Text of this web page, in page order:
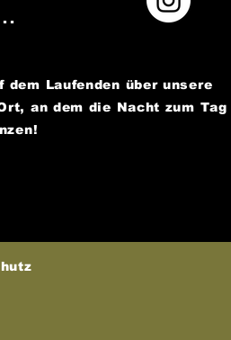
Laufenden über unsere
an dem die Nacht zum Tag